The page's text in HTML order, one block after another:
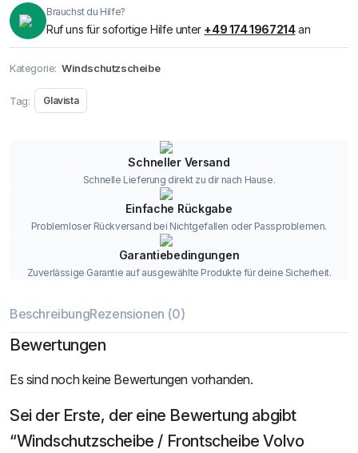
Brauchst du Hilfe?
Ruf uns für sofortige Hilfe unter +49 174 1967214an
Kategorie: Windschutzscheibe
Tag: Glavista
Schneller Versand
Schnelle Lieferung direkt zu dir nach Hause.
Einfache Rückgabe
Problemloser Rückversand bei Nichtgefallen oder Passproblemen.
Garantiebedingungen
Zuverlässige Garantie auf ausgewählte Produkte für deine Sicherheit.
BeschreibungRezensionen (0)
Bewertungen
Es sind noch keine Bewertungen vorhanden.
Sei der Erste, der eine Bewertung abgibt
“Windschutzscheibe / Frontscheibe Volvo